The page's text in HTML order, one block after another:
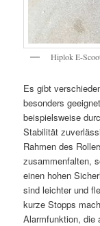
Hiplok E-
Es gibt
besonders
beispielsweise
Stabilität
Rahmen des
zusammenfalten,
einen hohen
sind leichter und
kurze Stopps
Alarmfunktion, die